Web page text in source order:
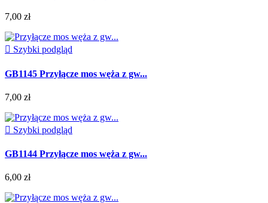
7,00 zł
 Szybki podgląd
GB1145 Przyłącze mos węża z gw...
7,00 zł
 Szybki podgląd
GB1144 Przyłącze mos węża z gw...
6,00 zł